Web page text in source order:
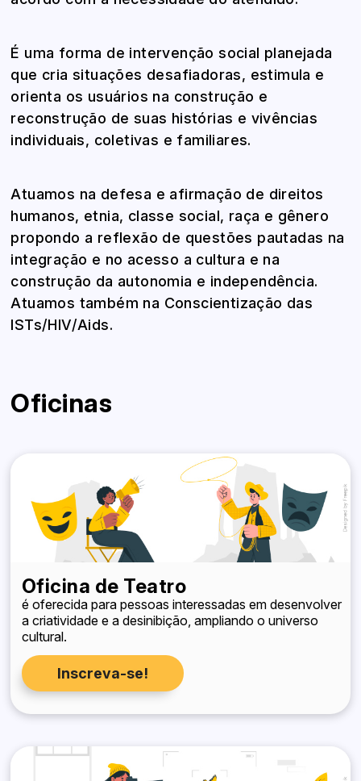
É uma forma de intervenção social planejada
que cria situações desafiadoras, estimula e
orienta os usuários na construção e
reconstrução de suas histórias e vivências
individuais, coletivas e familiares.
Atuamos na defesa e afirmação de direitos
humanos, etnia, classe social, raça e gênero
propondo a reflexão de questões pautadas na
integração e no acesso a cultura e na
construção da autonomia e independência.
Atuamos também na Conscientização das
ISTs/HIV/Aids.
Oficinas
Oficina de Teatro
é oferecida para pessoas interessadas em desenvolver
a criatividade e a desinibição, ampliando o universo
cultural.
Inscreva-se!